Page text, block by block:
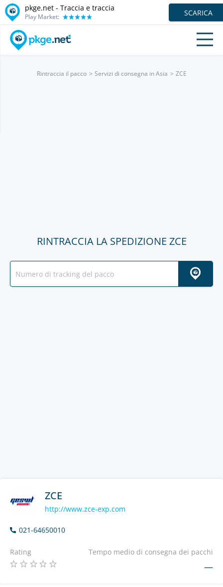
pkge.net - Traccia e traccia
Play Market: SCARICA
Rintraccia il pacco Servizi di consegna in Asia ZCE
RINTRACCIA LA SPEDIZIONE ZCE
ZCE
http://www.zce-exp.com
021-64650010
Rating Tempo medio di consegna dei pacchi
—